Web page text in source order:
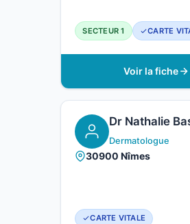
SECTEUR 1 CARTE
Voir la fiche
Dr Nathalie
Dermatologue
30900 Nîmes
CARTE VITALE